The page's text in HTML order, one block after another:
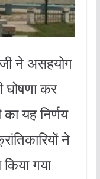
ने असहयोग
कर
यह निर्णय
ने
किया गया